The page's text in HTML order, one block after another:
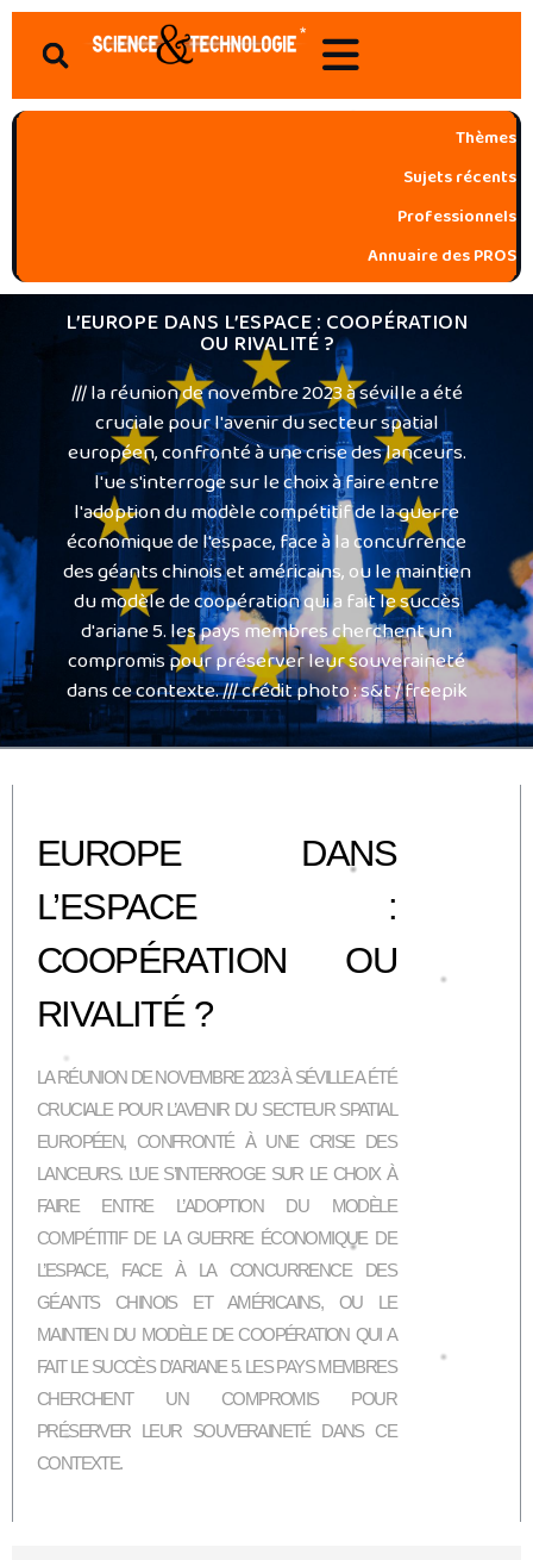
Aller
Search
Thèmes
Sujets récents
Professionnels
Annuaire des PROS
L’EUROPE DANS L’ESPACE : COOPÉRATION
OU RIVALITÉ ?
/// la réunion de novembre 2023 à séville a été
cruciale pour l'avenir du secteur spatial
européen, confronté à une crise des lanceurs.
l'ue s'interroge sur le choix à faire entre
l'adoption du modèle compétitif de la guerre
économique de l'espace, face à la concurrence
des géants chinois et américains, ou le maintien
du modèle de coopération qui a fait le succès
d'ariane 5. les pays membres cherchent un
compromis pour préserver leur souveraineté
dans ce contexte. /// crédit photo : s&t / freepik
EUROPE DANS
L’ESPACE :
COOPÉRATION OU
RIVALITÉ ?
LA RÉUNION DE NOVEMBRE 2023 À SÉVILLE A ÉTÉ
CRUCIALE POUR L’AVENIR DU SECTEUR SPATIAL
EUROPÉEN, CONFRONTÉ À UNE CRISE DES
LANCEURS. L’UE S’INTERROGE SUR LE CHOIX À
FAIRE ENTRE L’ADOPTION DU MODÈLE
COMPÉTITIF DE LA GUERRE ÉCONOMIQUE DE
L’ESPACE, FACE À LA CONCURRENCE DES
GÉANTS CHINOIS ET AMÉRICAINS, OU LE
MAINTIEN DU MODÈLE DE COOPÉRATION QUI A
FAIT LE SUCCÈS D’ARIANE 5. LES PAYS MEMBRES
CHERCHENT UN COMPROMIS POUR
PRÉSERVER LEUR SOUVERAINETÉ DANS CE
CONTEXTE.